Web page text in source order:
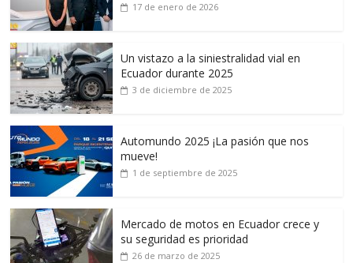
17 de enero de 2026
Un vistazo a la siniestralidad vial en
Ecuador durante 2025
3 de diciembre de 2025
Automundo 2025 ¡La pasión que nos
mueve!
1 de septiembre de 2025
Mercado de motos en Ecuador crece y
su seguridad es prioridad
26 de marzo de 2025